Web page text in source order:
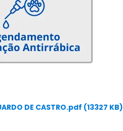
DE CASTRO.pdf (13327 KB)